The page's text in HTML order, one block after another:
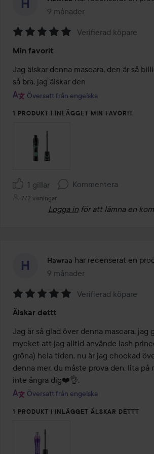
9 månader
Inlägget skapades 9 månader
5
av
5
Verifierad köpare
Min favorit
Jag älskar denna mascara, den är så
så bra, jag älskar den
Översatt från engelska
1 PRODUKT I INLÄGGET MIN FAVORIT
1 gillar Kommentera
772 visningar
Logga in för att lämna en
Hawraa har recenserat en
9 månader
Inlägget skapades 9 månader
5
av
5
Verifierad köpare
Älskar dettt
Jag är så glad över denna mascara, jag
mycket att jag alltid använde lash
gröna) hela tiden, nu är jag chockad
denna mer, du måste prova den, lita på
inte ångra dig❤️👌.
Översatt från engelska
1 PRODUKT I INLÄGGET ÄLSKAR DETTT